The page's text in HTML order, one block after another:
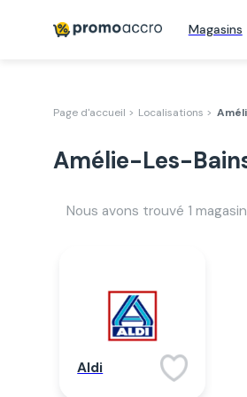
Magasins
Page d'accueil > Localisations >
Amélie-Les-
Nous avons trouvé 1
Aldi